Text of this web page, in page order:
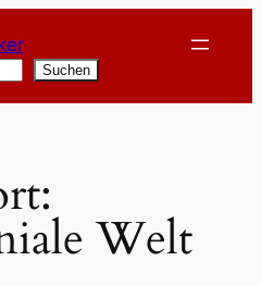
Suchen
Welt